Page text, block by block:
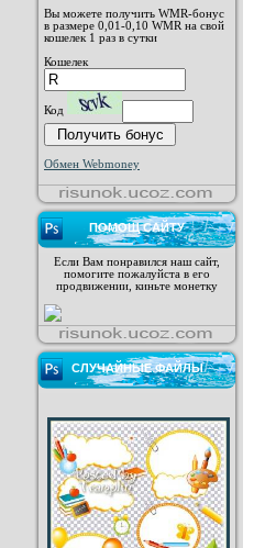
Вы можете получить WMR-бонус
в размере 0,01-0,10 WMR на свой
кошелек 1 раз в сутки
Кошелек
Код
Обмен Webmoney
ПОМОЩ САЙТУ
Если Вам понравился наш сайт,
помогите пожалуйста в его
продвижении, киньте монетку
СЛУЧАЙНЫЕ ФАЙЛЫ